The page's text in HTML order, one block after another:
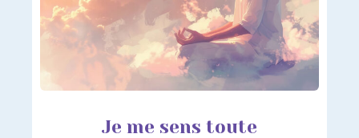
Je me sens toute